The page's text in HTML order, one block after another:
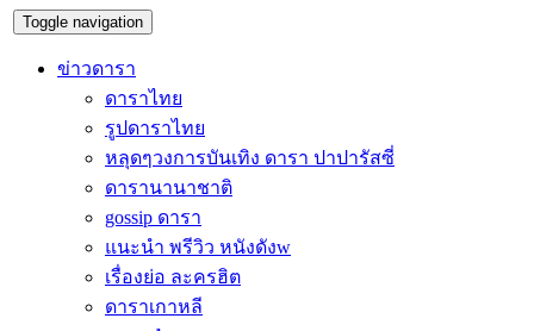
Toggle navigation
ข่าวดารา
ดาราไทย
รูปดาราไทย
หลุดๆวงการบันเทิง ดารา ปาปารัสซี่
ดารานานาชาติ
gossip ดารา
แนะนำ พรีวิว หนังดังw
เรื่องย่อ ละครฮิต
ดาราเกาหลี